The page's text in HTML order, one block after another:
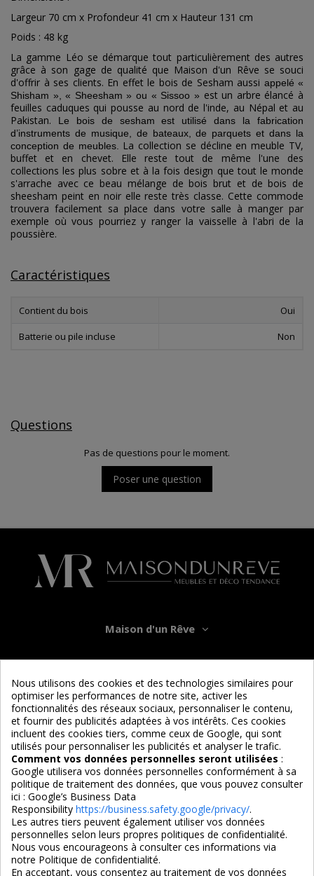
Largeur 70 cm x Profondeur 41 cm x Hauteur 131 cm
Poids : 48 kg
La gamme Léo se démarque tout particulièrement des autres
grâce à son gage de qualité que Maison d'un Rêve se souci
d'offrir à ses clients. En effet le bois de Sesham aussi appelé «
Shisham », « Sheesham » ou « Sissoo » est un arbre élancé à
feuilles caduques qui pousse au nord de l'inde, au Népal et au
Pakistan.
Le bois de sesham est utilisé dans la fabrication
d’instruments de musique, de bateaux, de parquets et dans la
conception de meubles.
La collection se décline en meuble TV,
buffet et en chevet. Elle reste tout de même l'une des
collections les plus sobre et à la fois design que tout le monde
s'arrache avec ce beau mélange de bois brut et de bois de
sheesham peint en noir elle reste très classe. Cette commode
trouvera facilement sa place dans votre salle à manger par
exemple où vous pourriez y ranger la vaisselle à l'abri de la
poussière.
Caractéristiques
Contient du bois Oui
Batterie ou pile incluse Non
Questions
Pas de questions pour le moment.
Poser une question
Maison d'un Rêve
Informations
Services
Nous suivre
4,7/5
Nous utilisons des cookies et des technologies similaires pour
optimiser les performances de notre site, activer les
fonctionnalités des réseaux sociaux, personnaliser le contenu,
et fournir des publicités adaptées à vos intérêts. Ces cookies
incluent des cookies tiers, comme ceux de Google, qui sont
utilisés pour personnaliser les publicités et analyser le trafic.
Comment vos données personnelles seront utilisées :
Google utilisera vos données personnelles conformément à sa
politique de traitement des données, que vous pouvez consulter
ici : Google’s Business Data
Responsibility https://business.safety.google/privacy/.
Les autres tiers peuvent également utiliser vos données
personnelles selon leurs propres politiques de confidentialité.
Nous vous encourageons à consulter ces informations via
notre Politique de confidentialité.
En acceptant, vous consentez au traitement de vos données